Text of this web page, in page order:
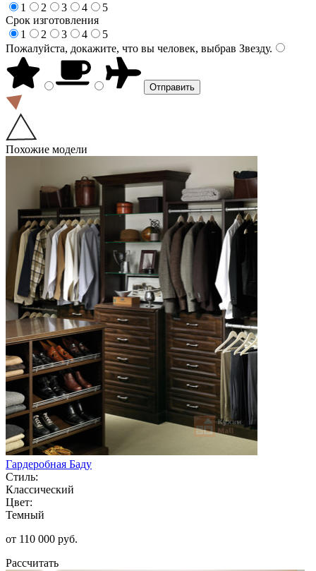
1
2 3 4
5
Срок изготовления
1
2 3 4
5
Пожалуйста, докажите, что вы человек, выбрав Звезду.
Похожие модели
Гардеробная Баду
Стиль:
Классический
Цвет:
Темный
от 110 000 руб.
Рассчитать